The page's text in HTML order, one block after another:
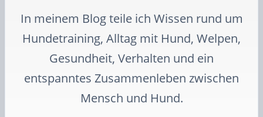
In meinem Blog teile ich Wissen rund um
Hundetraining, Alltag mit Hund, Welpen,
Gesundheit, Verhalten und ein
entspanntes Zusammenleben zwischen
Mensch und Hund.